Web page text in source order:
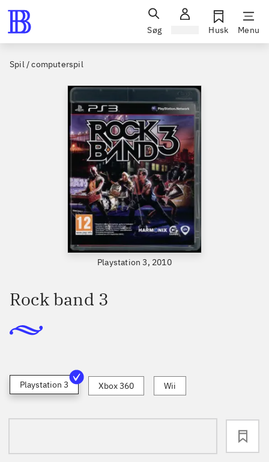
Søg Husk Menu
Spil / computerspil
Playstation 3, 2010
Rock band 3
Playstation 3 Xbox 360 Wii